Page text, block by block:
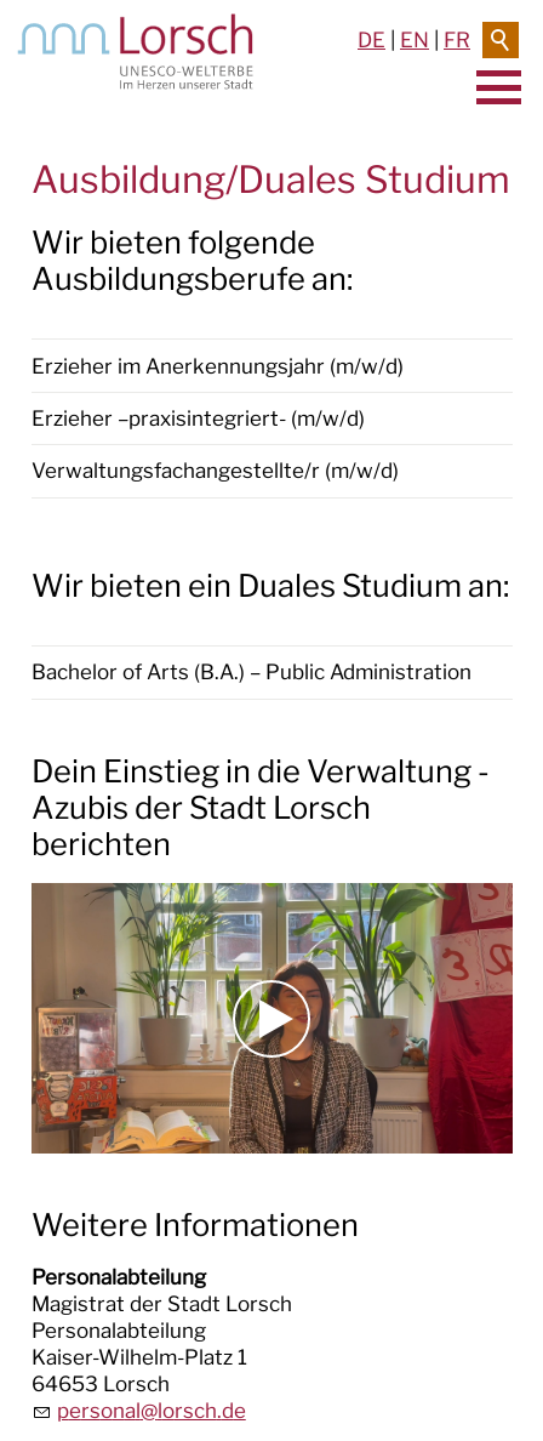
DE EN FR
RATHAUS
Freiwilligendienste und Praktika
LEBEN IN LORSCH
KULTUR
TOURISMUS
Ausbildung/Duales Studium
Wir bieten folgende
Ausbildungsberufe an:
Erzieher im Anerkennungsjahr (m/w/d)
Erzieher –praxisintegriert- (m/w/d)
Verwaltungsfachangestellte/r (m/w/d)
Wir bieten ein Duales Studium an:
Bachelor of Arts (B.A.) – Public Administration
Dein Einstieg in die Verwaltung -
Azubis der Stadt Lorsch
berichten
Weitere Informationen
Personalabteilung
Magistrat der Stadt Lorsch
Personalabteilung
Kaiser-Wilhelm-Platz 1
64653 Lorsch
p rs n l l rsch d